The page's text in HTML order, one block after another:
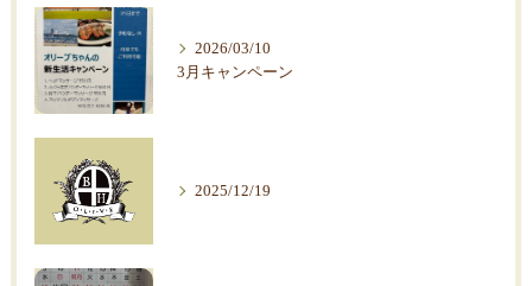
2026/03/10
3月キャンペーン
2025/12/19